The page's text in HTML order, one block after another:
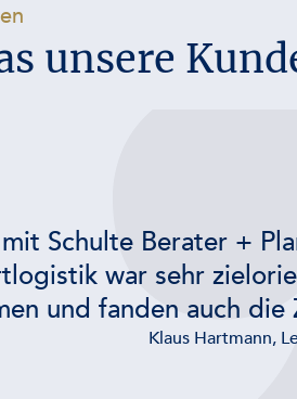
unsere
Schulte Berater +
war sehr
und fanden auch
Klaus Hartmann,